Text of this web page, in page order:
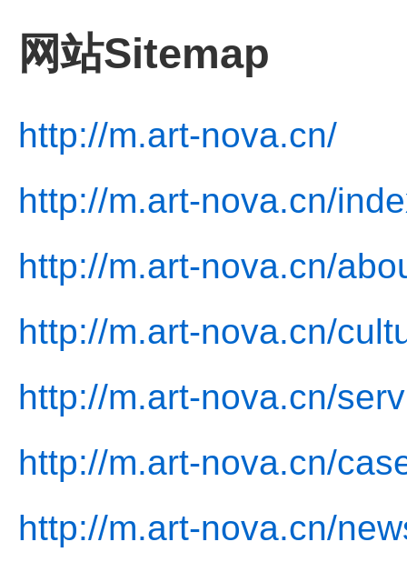
网站Sitemap
http://m.art-nova.cn/
http://m.art-nova.cn/
http://m.art-nova.cn/
http://m.art-nova.cn/
http://m.art-nova.cn/
http://m.art-nova.cn/
http://m.art-nova.cn/